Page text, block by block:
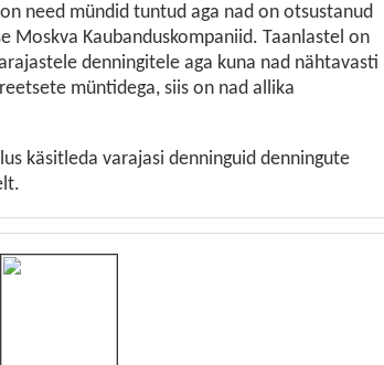
need mündid tuntud aga nad on otsustanud
Moskva Kaubanduskompaniid. Taanlastel on
denningitele aga kuna nad nähtavasti
müntidega, siis on nad allika
käsitleda varajasi denninguid denningute